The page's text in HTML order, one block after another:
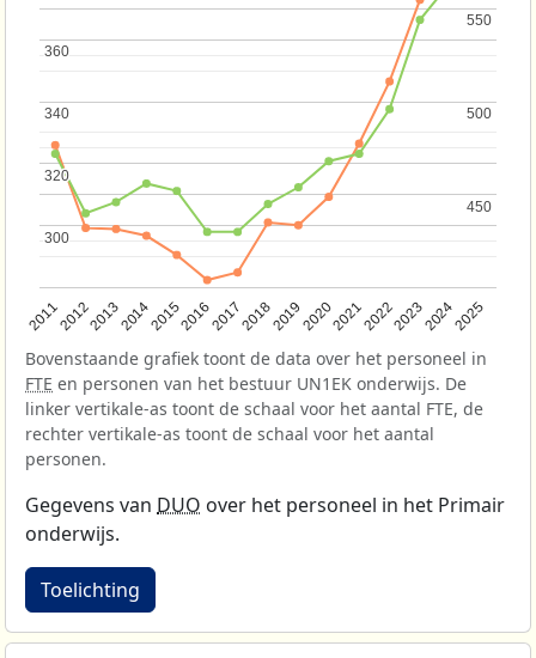
201120122013201420152016201720182019202020212022202320242025
300
300
320
320
340
340
360
360
450
450
500
500
550
550
Bovenstaande grafiek toont de data over het personeel in
FTE en personen van het bestuur UN1EK onderwijs. De
linker vertikale-as toont de schaal voor het aantal FTE, de
rechter vertikale-as toont de schaal voor het aantal
personen.
Gegevens van DUO over het personeel in het Primair
onderwijs.
Toelichting